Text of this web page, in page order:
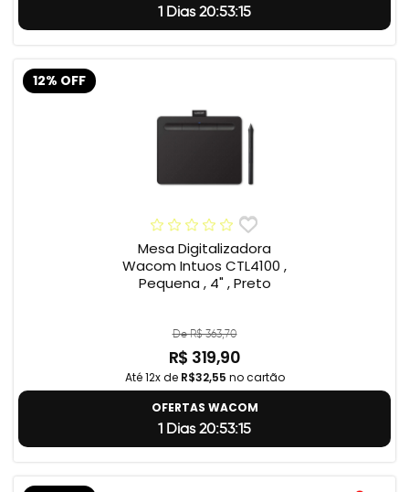
1 Dias 20:53:14
12% OFF
Mesa Digitalizadora
Wacom Intuos CTL4100 ,
Pequena , 4" , Preto
De R$ 363,70
R$ 319,90
Até 12x de R$32,55 no cartão
OFERTAS WACOM
1 Dias 20:53:14